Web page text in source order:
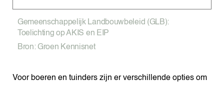
Gemeenschappelijk Landbouwbeleid (GLB):
Toelichting op AKIS en EIP
Bron: Groen Kennisnet
Voor boeren en tuinders zijn er verschillende opties om